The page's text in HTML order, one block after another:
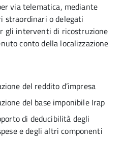
via telematica, mediante
straordinari o delegati
gli interventi di ricostruzione
conto della localizzazione
del reddito d’impresa
del base imponibile Irap
di deducibilità degli
e degli altri componenti